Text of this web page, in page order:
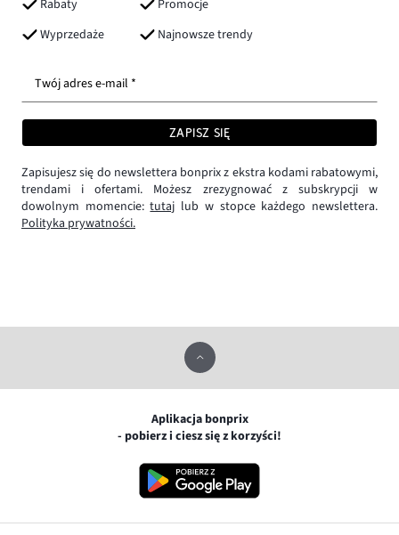
Rabaty
Promocje
Wyprzedaże
Najnowsze trendy
Twój adres e-mail *
ZAPISZ SIĘ
Zapisujesz się do newslettera bonprix z ekstra kodami rabatowymi,
trendami i ofertami. Możesz zrezygnować z subskrypcji w
dowolnym momencie:tutaj lub w stopce każdego newslettera.
Polityka prywatności.
Aplikacja bonprix
- pobierz i ciesz się z korzyści!